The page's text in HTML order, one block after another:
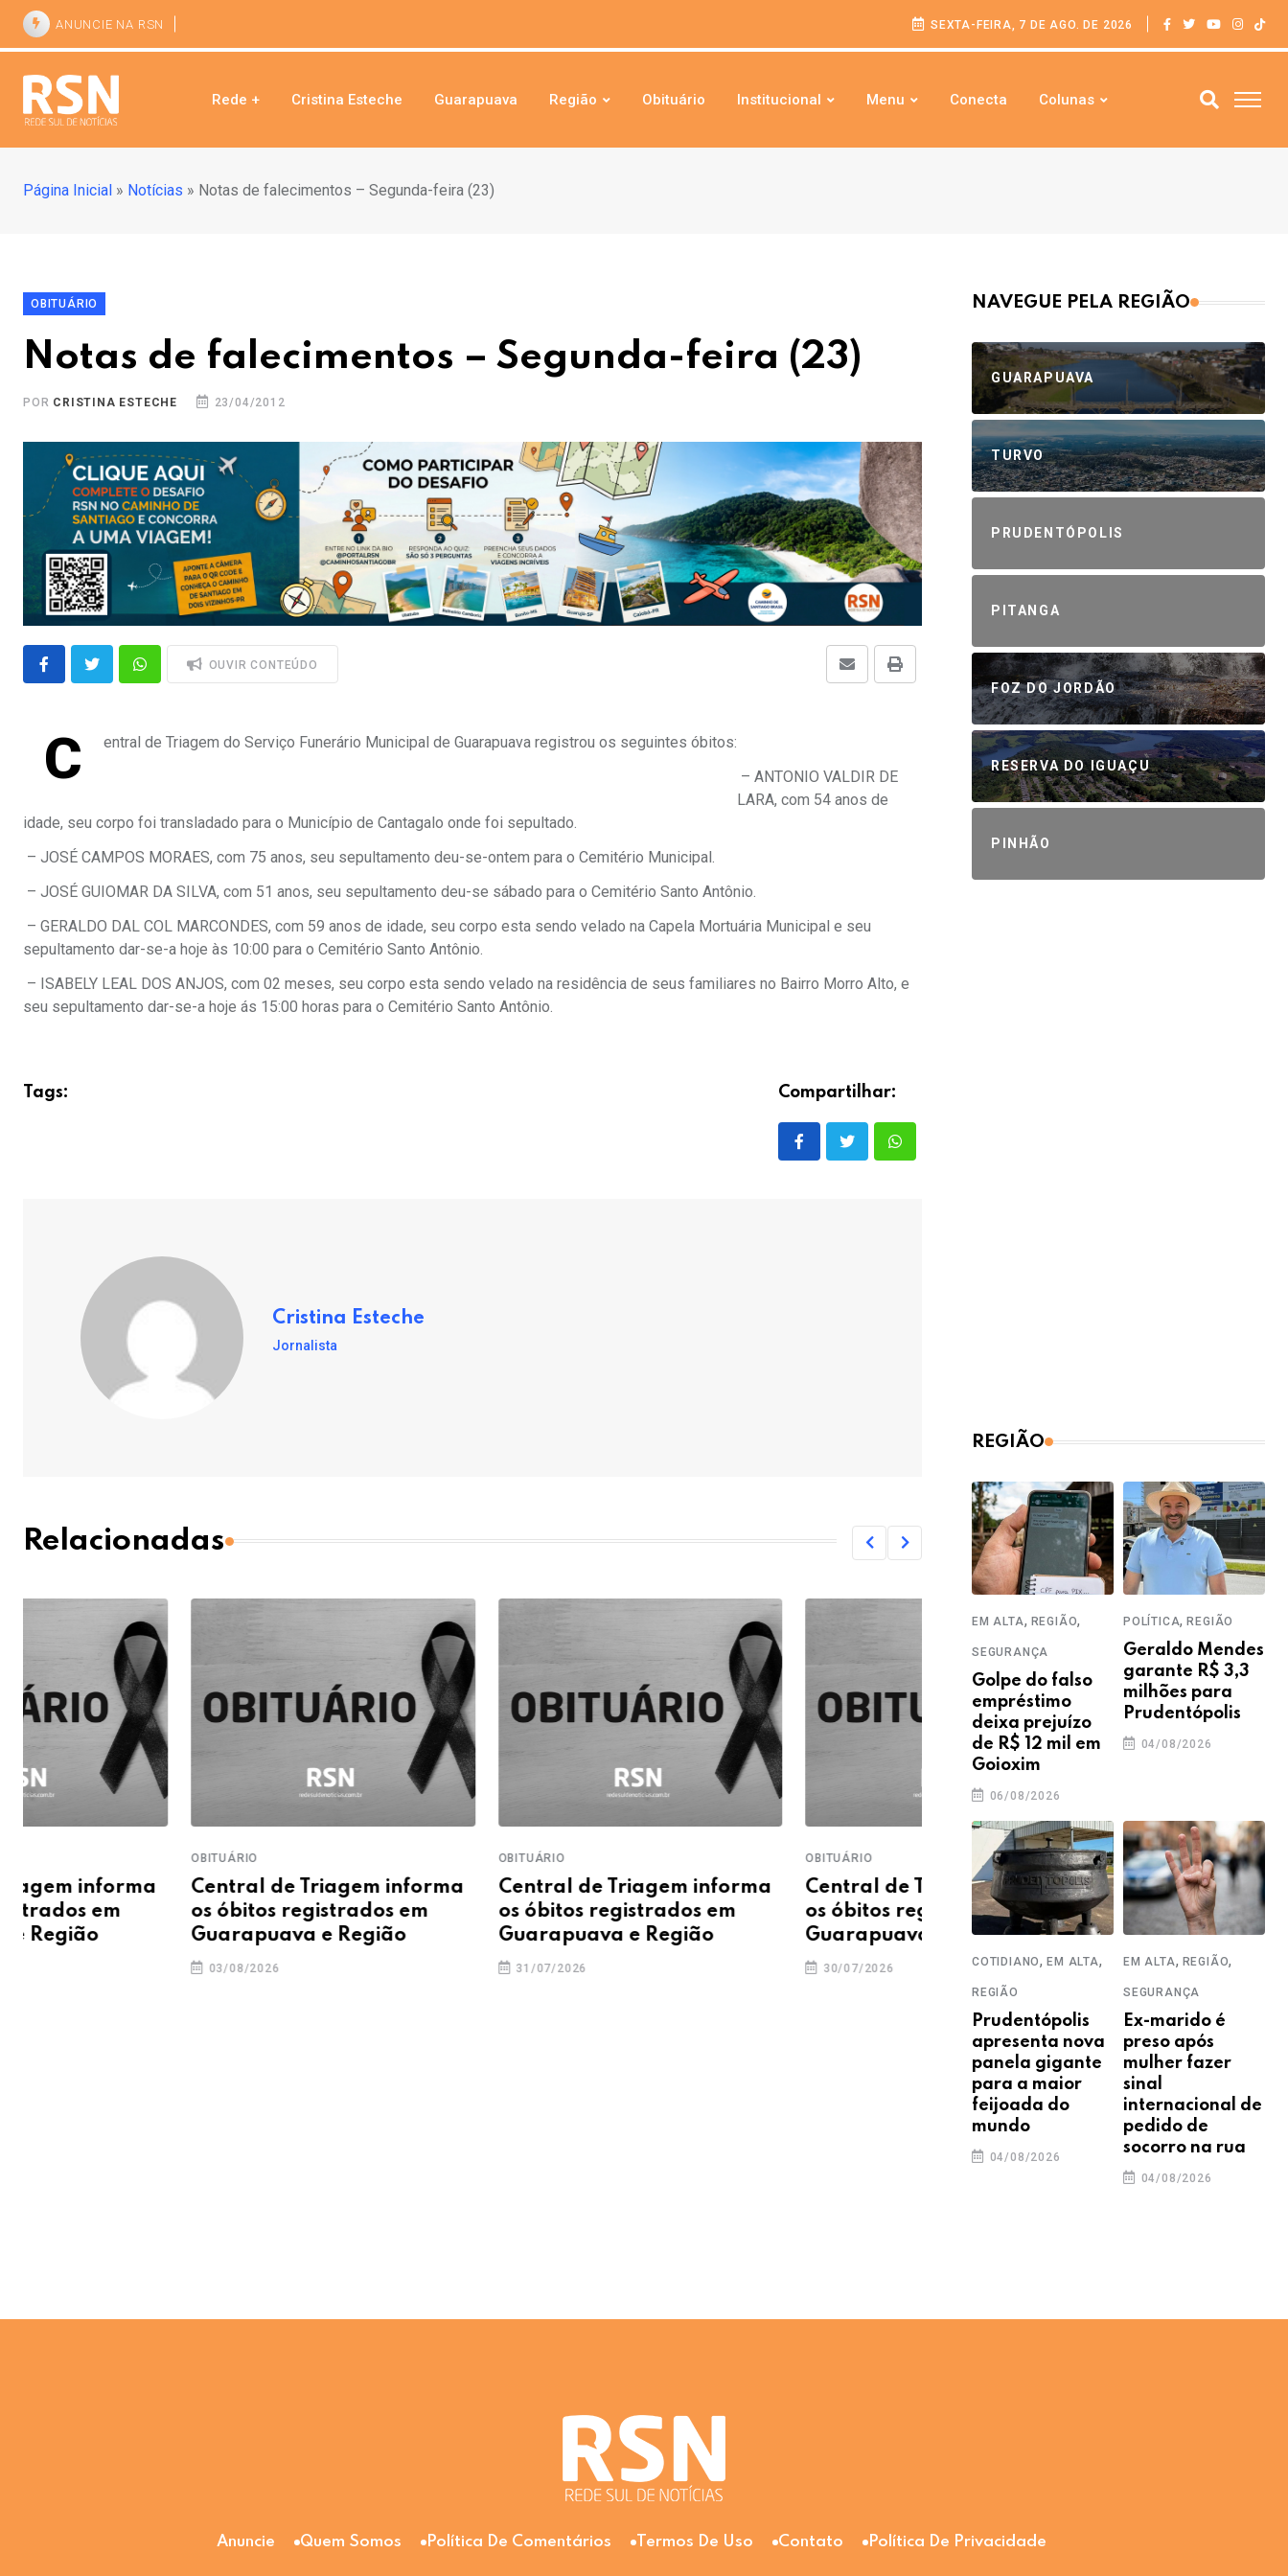
ANUNCIE NA RSN SEXTA-FEIRA, 7 DE AGO. DE 2026
Rede + Cristina Esteche Guarapuava Região Obituário Institucional Menu Conecta Colunas
Página Inicial » Notícias » Notas de falecimentos – Segunda-feira (23)
OBITUÁRIO
Notas de falecimentos – Segunda-feira (23)
POR CRISTINA ESTECHE 23/04/2012
OUVIR CONTEÚDO
C
entral de Triagem do Serviço Funerário Municipal de Guarapuava registrou os seguintes óbitos:
– ANTONIO VALDIR DE
LARA, com 54 anos de
idade, seu corpo foi transladado para o Município de Cantagalo onde foi sepultado.
– JOSÉ CAMPOS MORAES, com 75 anos, seu sepultamento deu-se-ontem para o Cemitério Municipal.
– JOSÉ GUIOMAR DA SILVA, com 51 anos, seu sepultamento deu-se sábado para o Cemitério Santo Antônio.
– GERALDO DAL COL MARCONDES, com 59 anos de idade, seu corpo esta sendo velado na Capela Mortuária Municipal e seu
sepultamento dar-se-a hoje às 10:00 para o Cemitério Santo Antônio.
– ISABELY LEAL DOS ANJOS, com 02 meses, seu corpo esta sendo velado na residência de seus familiares no Bairro Morro Alto, e
seu sepultamento dar-se-a hoje ás 15:00 horas para o Cemitério Santo Antônio.
Tags: Compartilhar:
Cristina Esteche
Jornalista
Relacionadas
Central de Triagem informa
os óbitos registrados em
Guarapuava e Região
Central de Triagem informa
os óbitos registrados em
Guarapuava e Região
Central de Triagem informa
os óbitos registrados em
Guarapuava e Região
OBITUÁRIO
Central de Triagem informa
os óbitos registrados em
Guarapuava e Região
29/07/2026
os
NAVEGUE PELA REGIÃO
GUARAPUAVA
TURVO
PRUDENTÓPOLIS
PITANGA
FOZ DO JORDÃO
RESERVA DO IGUAÇU
PINHÃO
REGIÃO
EM ALTA, REGIÃO,
SEGURANÇA
Golpe do falso
empréstimo
deixa prejuízo
de R$ 12 mil em
Goioxim
06/08/2026
POLÍTICA,REGIÃO
Geraldo Mendes
garante R$ 3,3
milhões para
Prudentópolis
04/08/2026
COTIDIANO,EM ALTA,
REGIÃO
Prudentópolis
apresenta nova
panela gigante
para a maior
feijoada do
mundo
04/08/2026
EM ALTA, REGIÃO,
SEGURANÇA
Ex-marido é
preso após
mulher fazer
sinal
internacional de
pedido de
socorro na rua
04/08/2026
Anuncie Quem Somos Política De Comentários Termos De Uso Contato Política De Privacidade